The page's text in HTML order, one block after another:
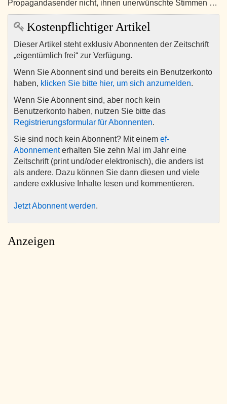
Propagandasender nicht, ihnen unerwünschte Stimmen …
Kostenpflichtiger Artikel
Dieser Artikel steht exklusiv Abonnenten der Zeitschrift
„eigentümlich frei“ zur Verfügung.
Wenn Sie Abonnent sind und bereits ein Benutzerkonto
haben, klicken Sie bitte hier, um sich anzumelden.
Wenn Sie Abonnent sind, aber noch kein
Benutzerkonto haben, nutzen Sie bitte das
Registrierungsformular für Abonnenten.
Sie sind noch kein Abonnent? Mit einem ef-
Abonnementerhalten Sie zehn Mal im Jahr eine
Zeitschrift (print und/oder elektronisch), die anders ist
als andere. Dazu können Sie dann diesen und viele
andere exklusive Inhalte lesen und kommentieren.
Jetzt Abonnent werden.
Anzeigen